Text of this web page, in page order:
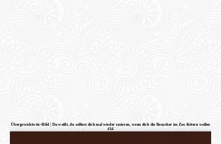
Übergewichtwitz+Bild | Du weißt, du solltest dich mal wieder rasieren, wenn dich die Besucher im Zoo füttern wollen
#34